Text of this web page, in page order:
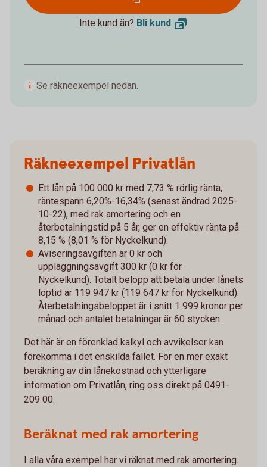
Inte kund än? Bli kund
Se räkneexempel nedan.
Räkneexempel Privatlån
Ett lån på 100 000 kr med 7,73 % rörlig ränta,
räntespann 6,20%-16,34% (senast ändrad 2025-
10-22), med rak amortering och en
återbetalningstid på 5 år, ger en effektiv ränta på
8,15 % (8,01 % för Nyckelkund).
Aviseringsavgiften är 0 kr och
uppläggningsavgift 300 kr (0 kr för
Nyckelkund). Totalt belopp att betala under lånets
löptid är 119 947 kr (119 647 kr för Nyckelkund).
Återbetalningsbeloppet är i snitt 1 999 kronor per
månad och antalet betalningar är 60 stycken.
Det här är en förenklad kalkyl och avvikelser kan
förekomma i det enskilda fallet. För en mer exakt
beräkning av din lånekostnad och ytterligare
information om Privatlån, ring oss direkt på 0491-
209 00.
Beräknat med rak amortering
I alla våra exempel har vi räknat med rak amortering.